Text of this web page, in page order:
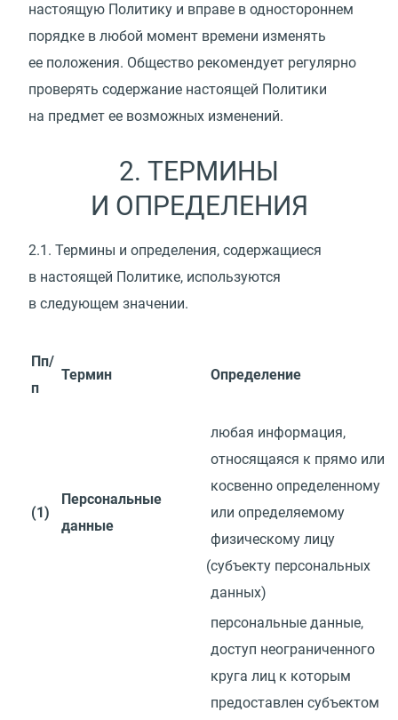
настоящую Политику и вправе в одностороннем
порядке в любой момент времени изменять
ее положения. Общество рекомендует регулярно
проверять содержание настоящей Политики
на предмет ее возможных изменений.
2. ТЕРМИНЫ
И ОПРЕДЕЛЕНИЯ
2.1. Термины и определения, содержащиеся
в настоящей Политике, используются
в следующем значении.
Пп/
п
Термин Определение
(1)
Персональные
данные
любая информация,
относящаяся к прямо или
косвенно определенному
или определяемому
физическому лицу
(субъекту персональных
данных)
персональные данные,
доступ неограниченного
круга лиц к которым
предоставлен субъектом